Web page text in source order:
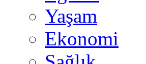
Yaşam
Ekonomi